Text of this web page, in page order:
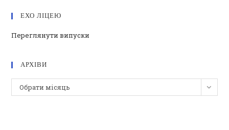
ЕХО ЛІЦЕЮ
Переглянути випуски
АРХІВИ
Архіви
Обрати місяць